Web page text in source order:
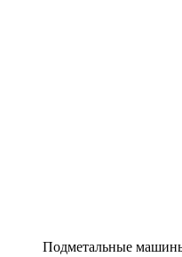
Подметальные